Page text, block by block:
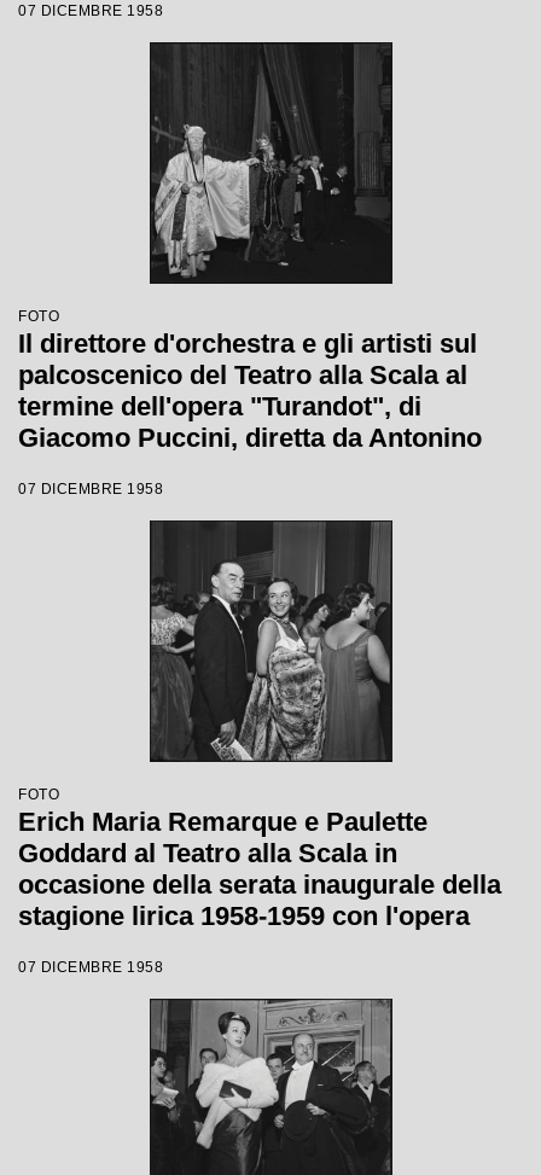
Giacomo Puccini, diretta da Antonino
Votto con la regia di Margherita
07 DICEMBRE 1958
FOTO
Il direttore d'orchestra e gli artisti sul
palcoscenico del Teatro alla Scala al
termine dell'opera "Turandot", di
Giacomo Puccini, diretta da Antonino
Wallmann, che inaugura la stagione
lirica 1958-1959
07 DICEMBRE 1958
FOTO
Erich Maria Remarque e Paulette
Goddard al Teatro alla Scala in
occasione della serata inaugurale della
stagione lirica 1958-1959 con l'opera
da Antonino Votto, con la regia di
Margherita Wallmann
07 DICEMBRE 1958